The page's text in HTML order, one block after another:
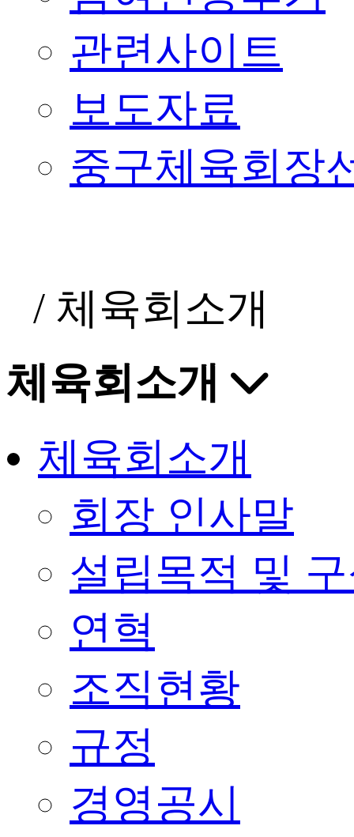
관련사이트
보도자료
중구체육회장
/ 체육회소개
체육회소개
체육회소개
회장 인사말
설립목적 및
연혁
조직현황
규정
경영공시